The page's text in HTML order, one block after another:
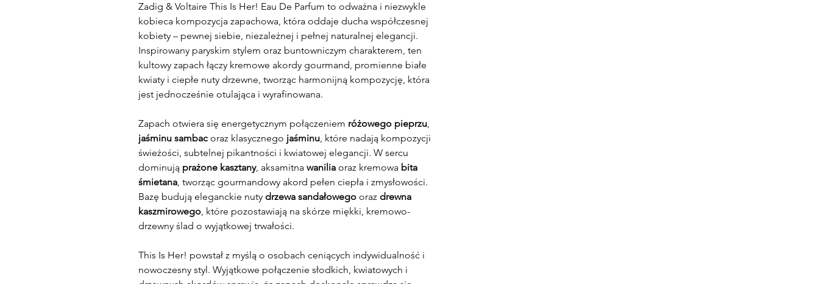
Zadig & Voltaire This Is Her! Eau De Parfum to odważna i niezwykle
kobieca kompozycja zapachowa, która oddaje ducha współczesnej
kobiety – pewnej siebie, niezależnej i pełnej naturalnej elegancji.
Inspirowany paryskim stylem oraz buntowniczym charakterem, ten
kultowy zapach łączy kremowe akordy gourmand, promienne białe
kwiaty i ciepłe nuty drzewne, tworząc harmonijną kompozycję, która
jest jednocześnie otulająca i wyrafinowana.
Zapach otwiera się energetycznym połączeniem różowego pieprzu,
jaśminu sambac oraz klasycznego jaśminu, które nadają kompozycji
świeżości, subtelnej pikantności i kwiatowej elegancji. W sercu
dominują prażone kasztany, aksamitna wanilia oraz kremowa bita
śmietana, tworząc gourmandowy akord pełen ciepła i zmysłowości.
Bazę budują eleganckie nuty drzewa sandałowego oraz drewna
kaszmirowego, które pozostawiają na skórze miękki, kremowo-
drzewny ślad o wyjątkowej trwałości.
This Is Her! powstał z myślą o osobach ceniących indywidualność i
nowoczesny styl. Wyjątkowe połączenie słodkich, kwiatowych i